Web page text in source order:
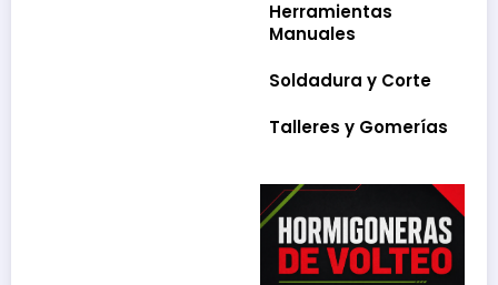
Herramientas
Manuales
Soldadura y Corte
Talleres y Gomerías